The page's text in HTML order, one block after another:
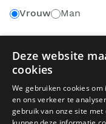
Vrouw Man
NEDERLANDS
Deze website
cookies
We gebruiken cookies
en ons verkeer te
gebruik van onze site